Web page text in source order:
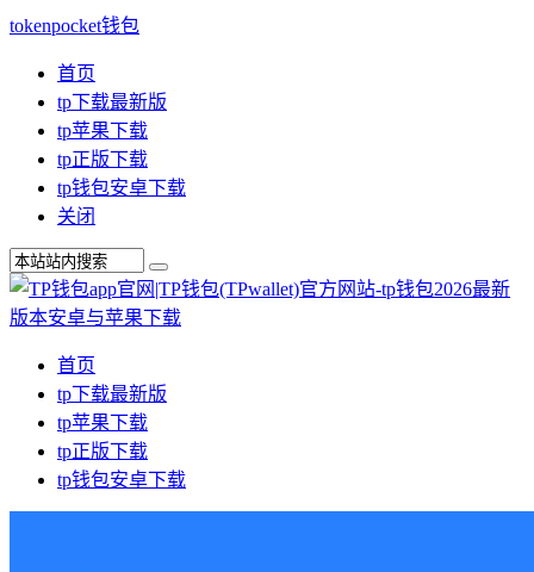
tokenpocket钱包
首页
tp下载最新版
tp苹果下载
tp正版下载
tp钱包安卓下载
关闭
首页
tp下载最新版
tp苹果下载
tp正版下载
tp钱包安卓下载